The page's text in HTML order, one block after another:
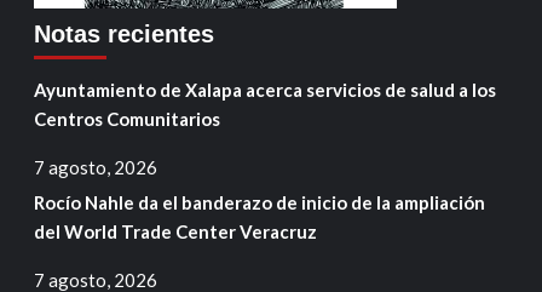
Notas recientes
Ayuntamiento de Xalapa acerca servicios de salud a los
Centros Comunitarios
7 agosto, 2026
Rocío Nahle da el banderazo de inicio de la ampliación
del World Trade Center Veracruz
7 agosto, 2026